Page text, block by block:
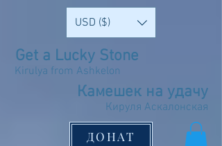
USD ($)
Get a Lucky Stone
Kirulya from Ashkelon
Камешек на удачу
Кируля Аскалонская
ДОНАТ